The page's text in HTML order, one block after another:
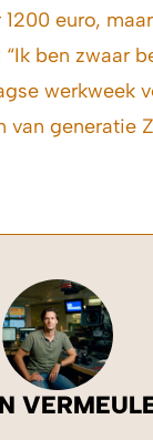
euro,
ben zwaar
werkweek
van generatie